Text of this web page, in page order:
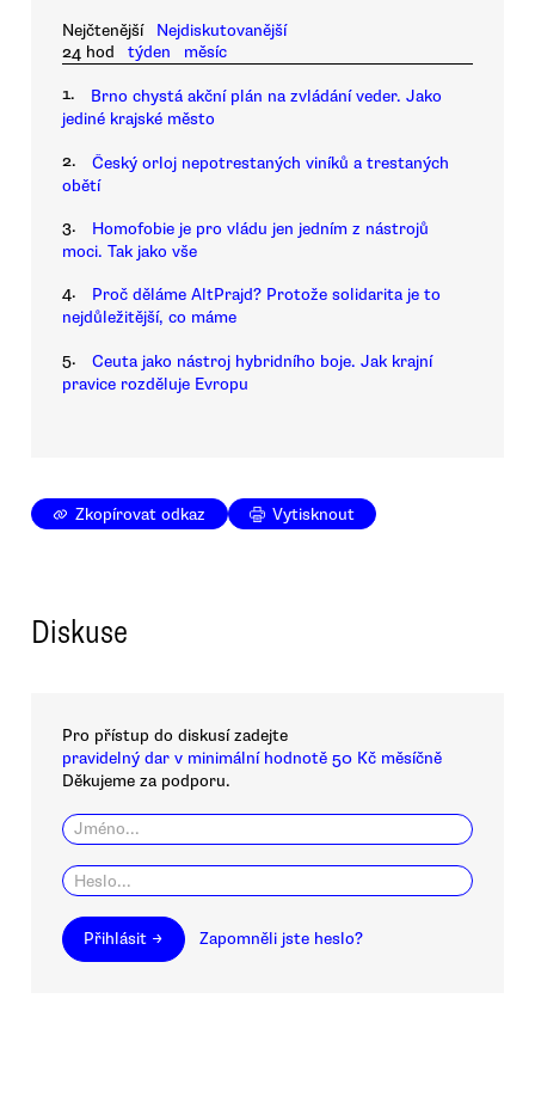
Nejčtenější
Nejdiskutovanější
24 hod
týden měsíc
1.
Brno chystá akční plán na zvládání veder. Jako
jediné krajské město
2.
Český orloj nepotrestaných viníků a trestaných
obětí
3.
Homofobie je pro vládu jen jedním z nástrojů
moci. Tak jako vše
4.
Proč děláme AltPrajd? Protože solidarita je to
nejdůležitější, co máme
5.
Ceuta jako nástroj hybridního boje. Jak krajní
pravice rozděluje Evropu
Zkopírovat odkaz Vytisknout
Diskuse
Pro přístup do diskusí zadejte
pravidelný dar v minimální hodnotě 50 Kč měsíčně
Děkujeme za podporu.
Přihlásit → Zapomněli jste heslo?